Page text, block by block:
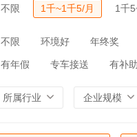
不限 1千~1千5/月 1千
不限 环境好 年终奖
有年假 专车接送 有补助
所属行业 企业规模